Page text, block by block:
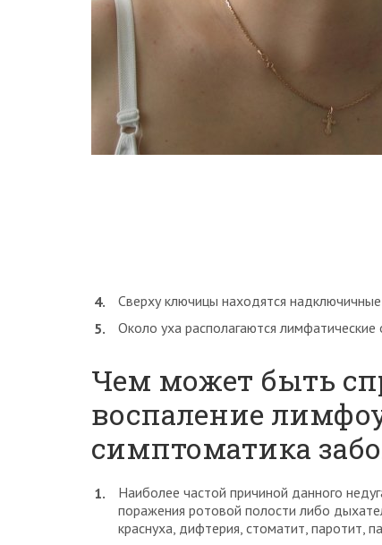
Сверху ключицы находятся
Около уха располагаются
Чем может быть
воспаление
симптоматика
Наиболее частой причиной данного
поражения ротовой полости либо
краснуха, дифтерия, стоматит, паротит,